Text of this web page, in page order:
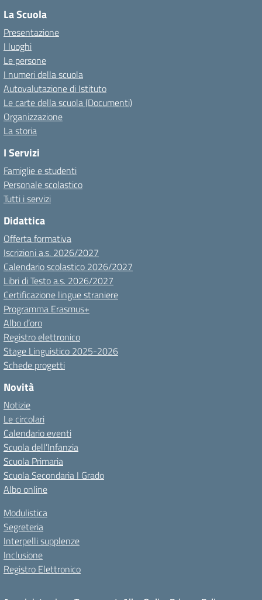
La Scuola
Presentazione
I luoghi
Le persone
I numeri della scuola
Autovalutazione di Istituto
Le carte della scuola (Documenti)
Organizzazione
La storia
I Servizi
Famiglie e studenti
Personale scolastico
Tutti i servizi
Didattica
Offerta formativa
Iscrizioni a.s. 2026/2027
Calendario scolastico 2026/2027
Libri di Testo a.s. 2026/2027
Certificazione lingue straniere
Programma Erasmus+
Albo d’oro
Registro elettronico
Stage Linguistico 2025-2026
Schede progetti
Novità
Notizie
Le circolari
Calendario eventi
Scuola dell’Infanzia
Scuola Primaria
Scuola Secondaria I Grado
Albo online
Modulistica
Segreteria
Interpelli supplenze
Inclusione
Registro Elettronico